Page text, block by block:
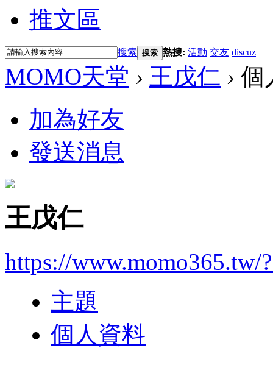
推文區
搜索 搜索 熱搜: 活動 交友 discuz
MOMO天堂 › 王戊仁 › 個
加為好友
發送消息
王戊仁
https://www.momo365.tw/
主題
個人資料